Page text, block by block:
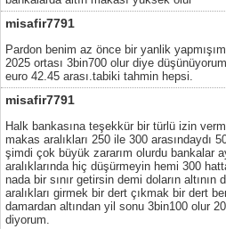
misafir7791
Pardon benim az önce bir yanlik
2025 ortası 3bin700 olur diye
euro 42.45 arası.tabiki tahmin hepsi.
misafir7791
Halk bankasına teşekkür bir türlü izin
makas aralıkları 250 ile 300 arasındaydı
şimdi çok büyük zararım olurdu bankalar
aralıklarında hiç düşürmeyin hemi 300
nada bir sınır getirsin demi doların
aralıkları girmek bir dert çıkmak bir dert
damardan altından yil sonu 3bin100 olur
diyorum.